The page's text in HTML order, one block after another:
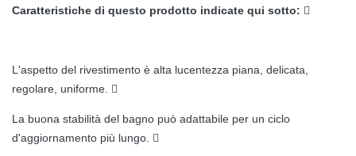
Caratteristiche di questo prodotto indicate qui sotto: 
L'aspetto del rivestimento è alta lucentezza piana, delicata,
regolare, uniforme. 
La buona stabilità del bagno può adattabile per un ciclo
d'aggiornamento più lungo. 